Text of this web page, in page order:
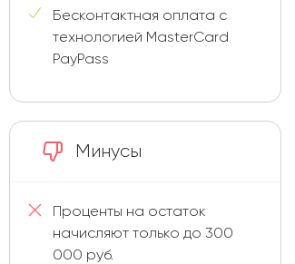
Бесконтактная оплата с
технологией MasterCard
PayPass
Минусы
Проценты на остаток
начисляют только до 300
000 руб.